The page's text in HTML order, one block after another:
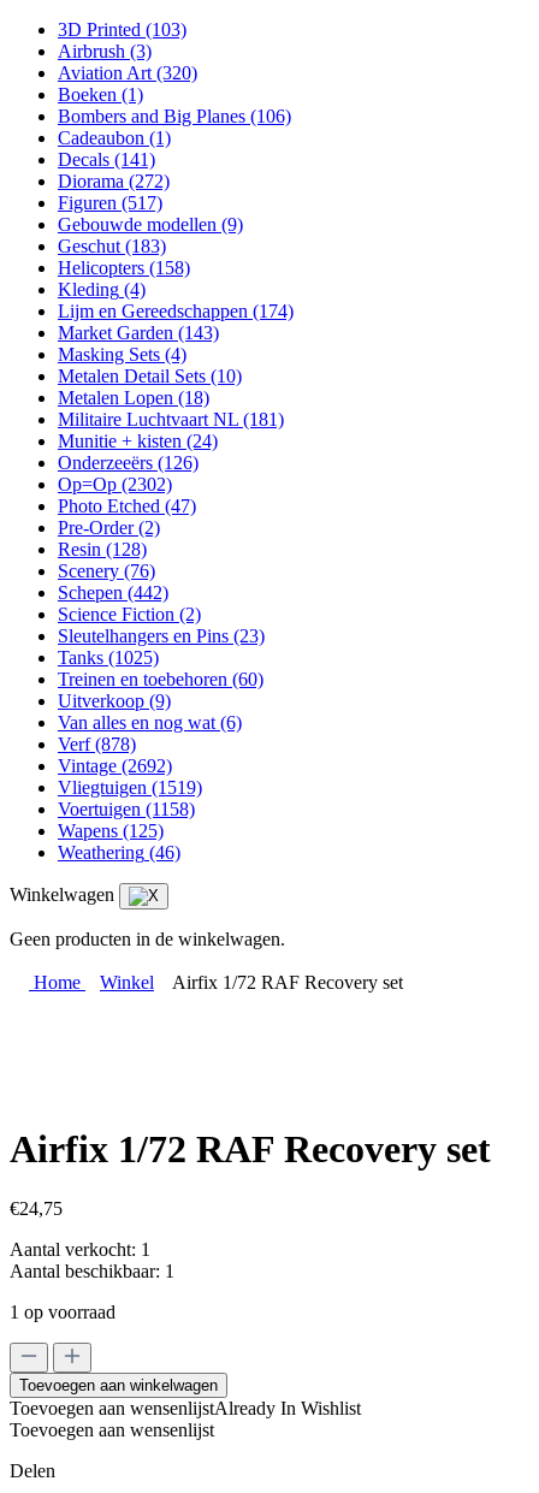
3D Printed (103)
Airbrush (3)
Aviation Art (320)
Boeken (1)
Bombers and Big Planes (106)
Cadeaubon (1)
Decals (141)
Diorama (272)
Figuren (517)
Gebouwde modellen (9)
Geschut (183)
Helicopters (158)
Kleding (4)
Lijm en Gereedschappen (174)
Market Garden (143)
Masking Sets (4)
Metalen Detail Sets (10)
Metalen Lopen (18)
Militaire Luchtvaart NL (181)
Munitie + kisten (24)
Onderzeeërs (126)
Op=Op (2302)
Photo Etched (47)
Pre-Order (2)
Resin (128)
Scenery (76)
Schepen (442)
Science Fiction (2)
Sleutelhangers en Pins (23)
Tanks (1025)
Treinen en toebehoren (60)
Uitverkoop (9)
Van alles en nog wat (6)
Verf (878)
Vintage (2692)
Vliegtuigen (1519)
Voertuigen (1158)
Wapens (125)
Weathering (46)
Winkelwagen
Geen producten in de winkelwagen.
Home Winkel Airfix 1/72 RAF Recovery set
Airfix 1/72 RAF Recovery set
€24,75
Aantal verkocht: 1
Aantal beschikbaar: 1
1 op voorraad
Airfix
1/72
RAF
Recovery
set
Toevoegen aan winkelwagen
Toevoegen aan wensenlijstAlready In Wishlist
Toevoegen aan wensenlijst
Delen